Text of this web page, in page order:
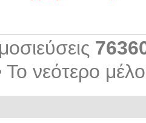
Το νεότερο